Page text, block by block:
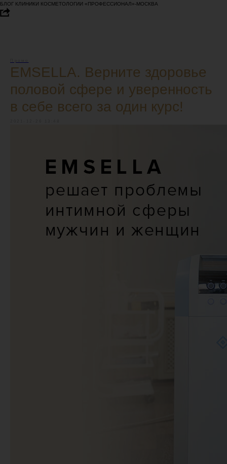
БЛОГ КЛИНИКИ КОСМЕТОЛОГИИ «ПРОФЕССИОНАЛ»-МОСКВА
EMSELLA. Верните здоровье
половой сфере и уверенность
в себе всего за один курс!